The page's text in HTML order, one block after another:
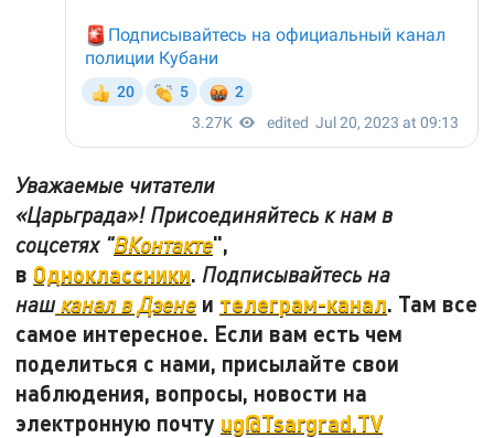
Уважаемые читатели
«Царьграда»! Присоединяйтесь к нам в
соцсетях "ВКонтакте",
в Одноклассники. Подписывайтесь на
наш канал в Дзене и телеграм-канал. Там все
самое интересное. Если вам есть чем
поделиться с нами, присылайте свои
наблюдения, вопросы, новости на
электронную почту ug@Tsargrad.TV